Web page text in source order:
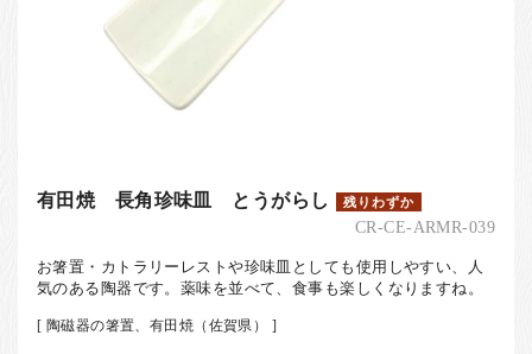
有田焼 長角珍味皿 とうがらし 残りわずか
CR-CE-ARMR-039
お箸置・カトラリーレストや珍味皿としても使用しやすい、人
気のある陶器です。薬味を並べて、食事も楽しくなりますね。
[ 陶磁器の箸置、有田焼（佐賀県） ]